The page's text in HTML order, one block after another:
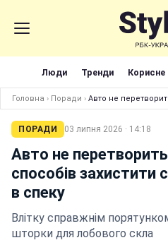
Люди Тренди Корисне
Головна › Поради › Авто не
ПОРАДИ 03 липня 2026 · 14:18
Авто не
способів захистити
в спеку
Влітку справжнім
шторки для лобового скла